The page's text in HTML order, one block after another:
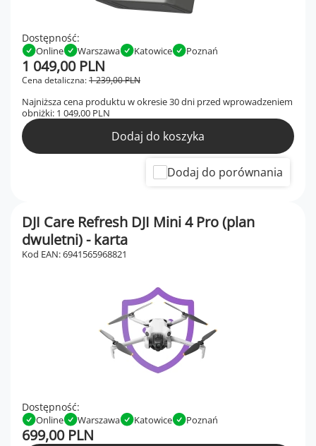
Dostępność:
Online Warszawa Katowice Poznań
Cena detaliczna:1 239,00 PLN
1 049,00 PLN
Najniższa cena produktu w okresie 30 dni przed wprowadzeniem
obniżki: 1 049,00 PLN
Dodaj do koszyka
Dodaj do porównania
DJI Care Refresh DJI Mini 4 Pro (plan
dwuletni) - karta
Kod EAN: 6941565968821
Dostępność:
Online Warszawa Katowice Poznań
699,00 PLN